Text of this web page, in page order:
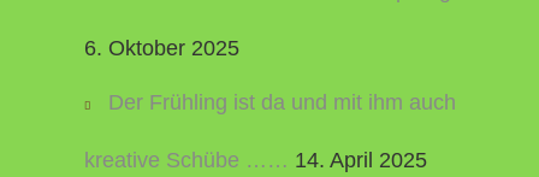
6. Oktober 2025
Der Frühling ist da und mit ihm auch
kreative Schübe …… 14. April 2025